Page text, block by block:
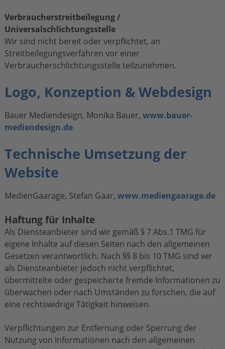
Verbraucherstreitbeilegung /
Universalschlichtungsstelle
Wir sind nicht bereit oder verpflichtet, an
Streitbeilegungsverfahren vor einer
Verbraucherschlichtungsstelle teilzunehmen.
Logo, Konzeption & Webdesign
Bauer Mediendesign, Monika Bauer, www.bauer-
mediendesign.de
Technische Umsetzung der
Website
MedienGaarage, Stefan Gaar, www.mediengaarage.de
Haftung für Inhalte
Als Diensteanbieter sind wir gemäß § 7 Abs.1 TMG für
eigene Inhalte auf diesen Seiten nach den allgemeinen
Gesetzen verantwortlich. Nach §§ 8 bis 10 TMG sind wir
als Diensteanbieter jedoch nicht verpflichtet,
übermittelte oder gespeicherte fremde Informationen zu
überwachen oder nach Umständen zu forschen, die auf
eine rechtswidrige Tätigkeit hinweisen.
Verpflichtungen zur Entfernung oder Sperrung der
Nutzung von Informationen nach den allgemeinen